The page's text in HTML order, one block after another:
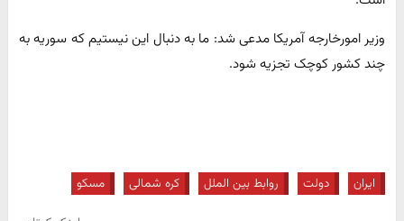
وزیر امورخارجه آمریکا مدعی شد: ما به دنبال این نیستیم که سوریه به
چند کشور کوچک تجزیه شود.
ایران دولت روابط بین الملل کره شمالی مسکو